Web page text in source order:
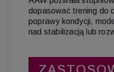
dopasować trening do
poprawy kondycji,
nad stabilizacją lub